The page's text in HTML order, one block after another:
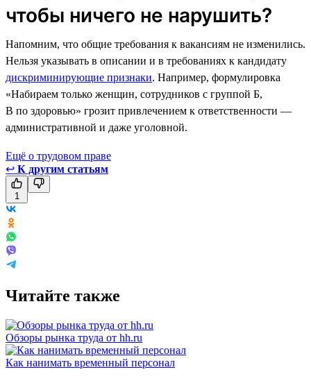
чтобы ничего не нарушить?
Напомним, что общие требования к вакансиям не изменились.
Нельзя указывать в описании и в требованиях к кандидату
дискриминирующие признаки. Например, формулировка
«Набираем только женщин, сотрудников с группой Б,
В по здоровью» грозит привлечением к ответственности —
административной и даже уголовной.
Ещё о трудовом праве
↩ К другим статьям
1
Читайте также
Обзоры рынка труда от hh.ru
Как нанимать временный персонал